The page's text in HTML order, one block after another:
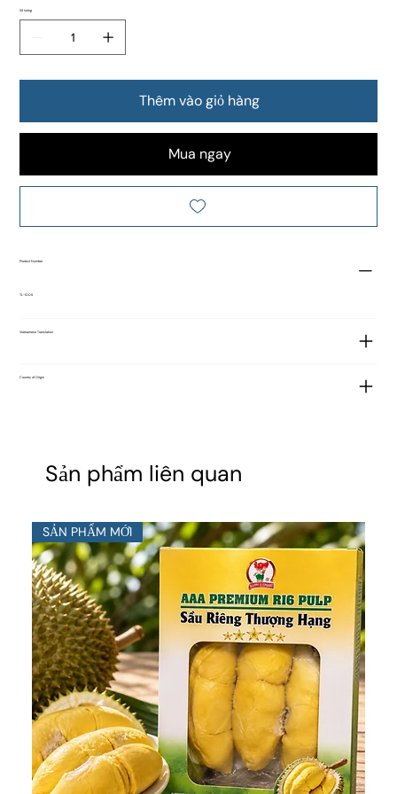
Số lượng
Thêm vào giỏ hàng
Mua ngay
Product Number
TL-1005
Vietnamese Translation
Country of Origin
Sản phẩm liên quan
SẢN PHẨM MỚI